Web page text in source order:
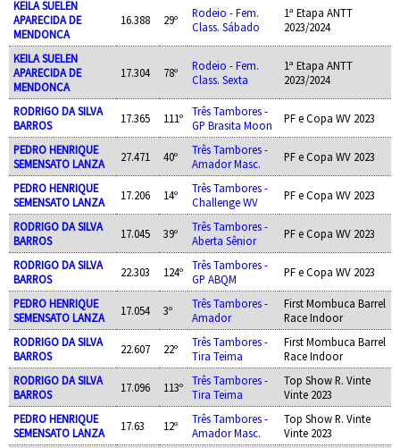
KEILA SUELEN
APARECIDA DE
MENDONCA
16.388 29º
Rodeio - Fem.
Class. Sábado
1ª Etapa ANTT
2023/2024
KEILA SUELEN
APARECIDA DE
MENDONCA
17.304 78º
Rodeio - Fem.
Class. Sexta
1ª Etapa ANTT
2023/2024
RODRIGO DA SILVA
BARROS
17.365 111º
Três Tambores -
GP Brasita Moon
PF e Copa WV 2023
PEDRO HENRIQUE
SEMENSATO LANZA
27.471 40º
Três Tambores -
Amador Masc.
PF e Copa WV 2023
PEDRO HENRIQUE
SEMENSATO LANZA
17.206 14º
Três Tambores -
Challenge WV
PF e Copa WV 2023
RODRIGO DA SILVA
BARROS
17.045 39º
Três Tambores -
Aberta Sênior
PF e Copa WV 2023
RODRIGO DA SILVA
BARROS
22.303 124º
Três Tambores -
GP ABQM
PF e Copa WV 2023
PEDRO HENRIQUE
SEMENSATO LANZA
17.054 3º
Três Tambores -
Amador
First Mombuca Barrel
Race Indoor
RODRIGO DA SILVA
BARROS
22.607 22º
Três Tambores -
Tira Teima
First Mombuca Barrel
Race Indoor
RODRIGO DA SILVA
BARROS
17.096 113º
Três Tambores -
Tira Teima
Top Show R. Vinte
Vinte 2023
PEDRO HENRIQUE
SEMENSATO LANZA
17.63 12º
Três Tambores -
Amador Masc.
Top Show R. Vinte
Vinte 2023